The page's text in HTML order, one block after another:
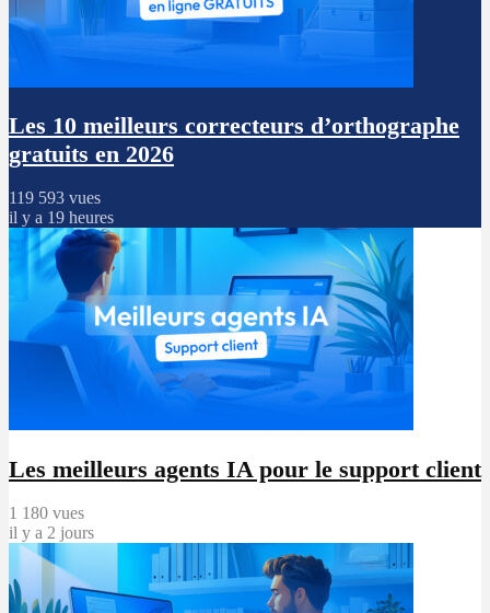
Les 10 meilleurs correcteurs d’orthographe
gratuits en 2026
119 593 vues
il y a 19 heures
Les meilleurs agents IA pour le support client
1 180 vues
il y a 2 jours